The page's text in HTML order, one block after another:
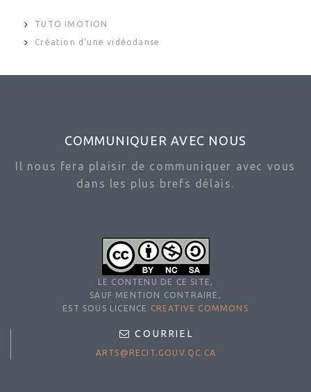
TUTO IMOTION
Création d’une vidéodanse
COMMUNIQUER AVEC NOUS
Il nous fera plaisir de communiquer avec vous
dans les plus brefs délais.
LE CONTENU DE CE SITE,
SAUF MENTION CONTRAIRE,
EST SOUS LICENCE
CREATIVE COMMONS
COURRIEL
ARTS@RECIT.GOUV.QC.CA